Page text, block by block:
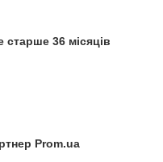
старше 36 місяців
Prom.ua